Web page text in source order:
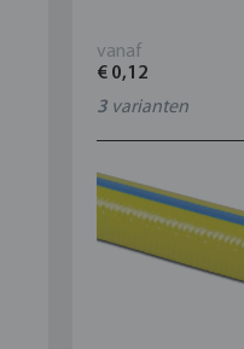
vanaf
€ 0,12
3 varianten